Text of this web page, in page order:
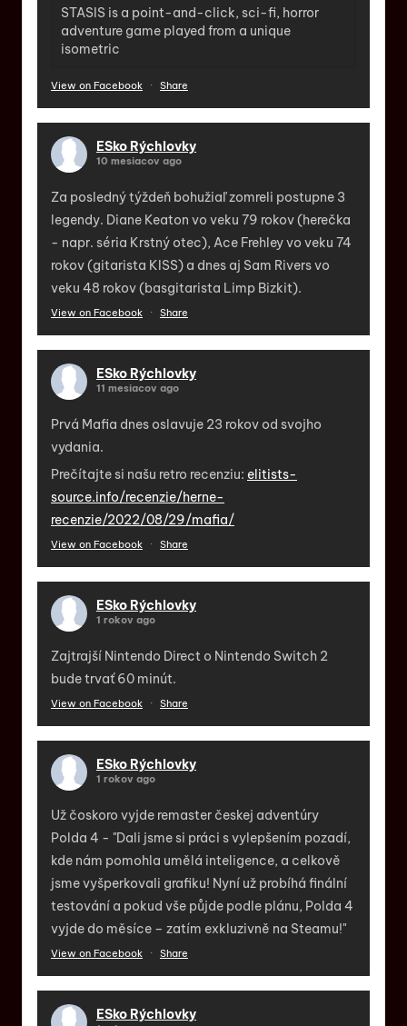
STASIS is a point-and-click, sci-fi, horror
adventure game played from a unique
isometric
View on Facebook · Share
ESko Rýchlovky
10 mesiacov ago
Za posledný týždeň bohužiaľ zomreli postupne 3
legendy. Diane Keaton vo veku 79 rokov (herečka
- napr. séria Krstný otec), Ace Frehley vo veku 74
rokov (gitarista KISS) a dnes aj Sam Rivers vo
veku 48 rokov (basgitarista Limp Bizkit).
View on Facebook · Share
ESko Rýchlovky
11 mesiacov ago
Prvá Mafia dnes oslavuje 23 rokov od svojho
vydania.
Prečítajte si našu retro recenziu: elitists-
source.info/recenzie/herne-
recenzie/2022/08/29/mafia/
View on Facebook · Share
ESko Rýchlovky
1 rokov ago
Zajtrajší Nintendo Direct o Nintendo Switch 2
bude trvať 60 minút.
View on Facebook · Share
ESko Rýchlovky
1 rokov ago
Už čoskoro vyjde remaster českej adventúry
Polda 4 - "Dali jsme si práci s vylepšením pozadí,
kde nám pomohla umělá inteligence, a celkově
jsme vyšperkovali grafiku! Nyní už probíhá finální
testování a pokud vše půjde podle plánu, Polda 4
vyjde do měsíce – zatím exkluzivně na Steamu!"
View on Facebook · Share
ESko Rýchlovky